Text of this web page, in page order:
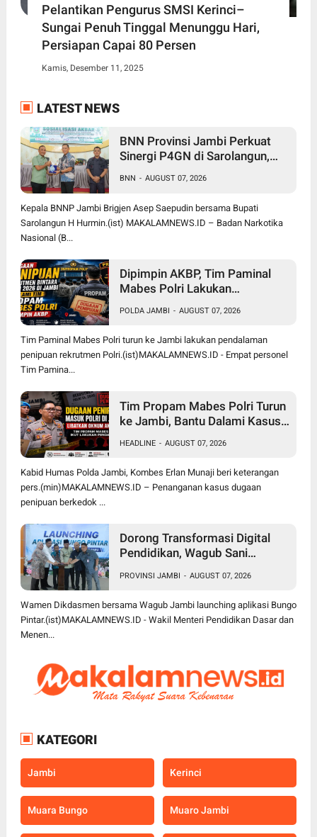
Pelantikan Pengurus SMSI Kerinci–
Sungai Penuh Tinggal Menunggu Hari,
Persiapan Capai 80 Persen
Kamis, Desember 11, 2025
LATEST NEWS
BNN Provinsi Jambi Perkuat
Sinergi P4GN di Sarolangun,
Vape Zombie
BNN - AUGUST 07, 2026
Kepala BNNP Jambi Brigjen Asep Saepudin bersama Bupati
Sarolangun H Hurmin.(ist) MAKALAMNEWS.ID – Badan Narkotika
Nasional (B...
Dipimpin AKBP, Tim Paminal
Mabes Polri Lakukan
Rekrutmen Bintara di Polda
Jambi
POLDA JAMBI - AUGUST 07, 2026
Tim Paminal Mabes Polri turun ke Jambi lakukan pendalaman
penipuan rekrutmen Polri.(ist)MAKALAMNEWS.ID - Empat personel
Tim Pamina...
Tim Propam Mabes Polri Turun
ke Jambi, Bantu Dalami Kasus
Bintara Polri 2026
HEADLINE - AUGUST 07, 2026
Kabid Humas Polda Jambi, Kombes Erlan Munaji beri keterangan
pers.(min)MAKALAMNEWS.ID – Penanganan kasus dugaan
penipuan berkedok ...
Dorong Transformasi Digital
Pendidikan, Wagub Sani
Luncurkan Aplikasi Bungo
Pintar
PROVINSI JAMBI - AUGUST 07, 2026
Wamen Dikdasmen bersama Wagub Jambi launching aplikasi Bungo
Pintar.(ist)MAKALAMNEWS.ID - Wakil Menteri Pendidikan Dasar dan
Menen...
KATEGORI
Jambi Kerinci
Muara Bungo Muaro Jambi